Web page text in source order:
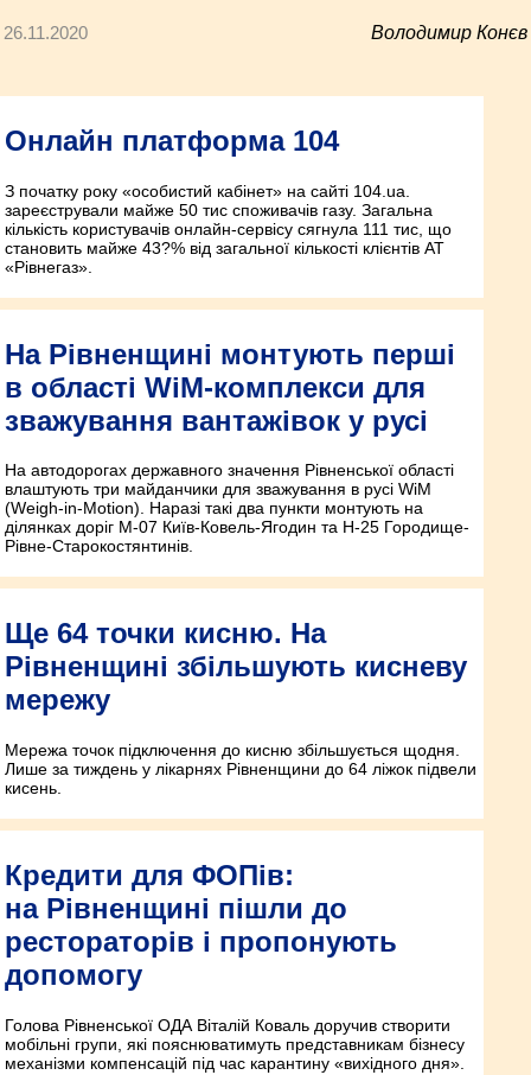
26.11.2020 Володимир Конєв
Онлайн платформа 104
З початку року «особистий кабінет» на сайті 104.ua.
зареєстрували майже 50 тис споживачів газу. Загальна
кількість користувачів онлайн-сервісу сягнула 111 тис, що
становить майже 43?% від загальної кількості клієнтів АТ
«Рівнегаз».
На Рівненщині монтують перші
в області WіM-комплекси для
зважування вантажівок у русі
На автодорогах державного значення Рівненської області
влаштують три майданчики для зважування в русі WiM
(Weigh-in-Motion). Наразі такі два пункти монтують на
ділянках доріг М-07 Київ-Ковель-Ягодин та Н-25 Городище-
Рівне-Старокостянтинів.
Ще 64 точки кисню. На
Рівненщині збільшують кисневу
мережу
Мережа точок підключення до кисню збільшується щодня.
Лише за тиждень у лікарнях Рівненщини до 64 ліжок підвели
кисень.
Кредити для ФОПів:
на Рівненщині пішли до
рестораторів і пропонують
допомогу
Голова Рівненської ОДА Віталій Коваль доручив створити
мобільні групи, які пояснюватимуть представникам бізнесу
механізми компенсацій під час карантину «вихідного дня».